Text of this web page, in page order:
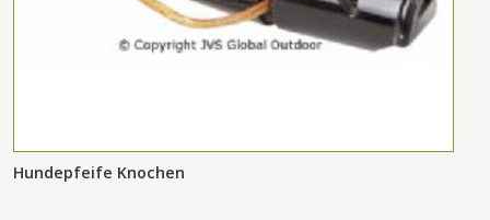
Hundepfeife Knochen